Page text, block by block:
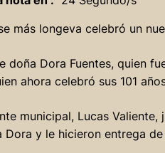
más longeva celebró un
doña Dora Fuentes, quien
ahora celebró sus 101
municipal, Lucas
Dora y le hicieron entrega de